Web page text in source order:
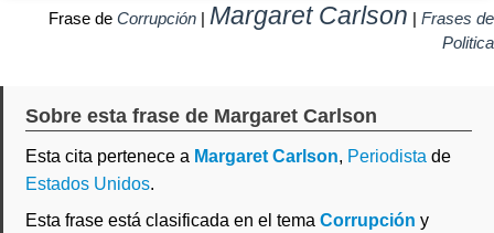
Frase de Corrupción | Margaret Carlson | Frases de
Politica
Sobre esta frase de Margaret Carlson
Esta cita pertenece a Margaret Carlson, Periodista de
Estados Unidos.
Esta frase está clasificada en el tema Corrupción y